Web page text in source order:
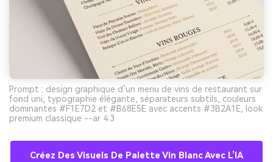
Prompt : design graphique d’un menu de vins de restaurant sur
fond uni, typographie élégante, séparateurs subtils, couleurs
dominantes #F1E7D2 et #B68E5E avec accents #3B2A1E, look
premium classique --ar 4:3
Créez Des Visuels De Palette Vin Blanc Avec L’IA